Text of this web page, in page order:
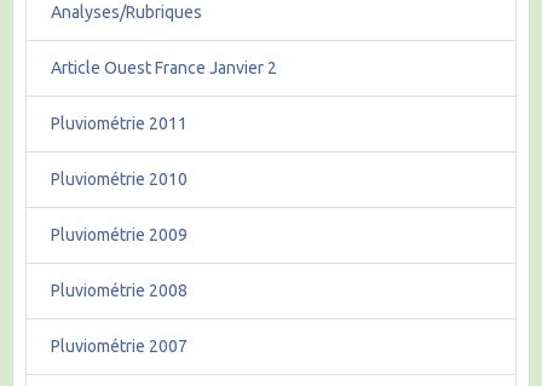
Analyses/Rubriques
Article Ouest France Janvier 2
Pluviométrie 2011
Pluviométrie 2010
Pluviométrie 2009
Pluviométrie 2008
Pluviométrie 2007